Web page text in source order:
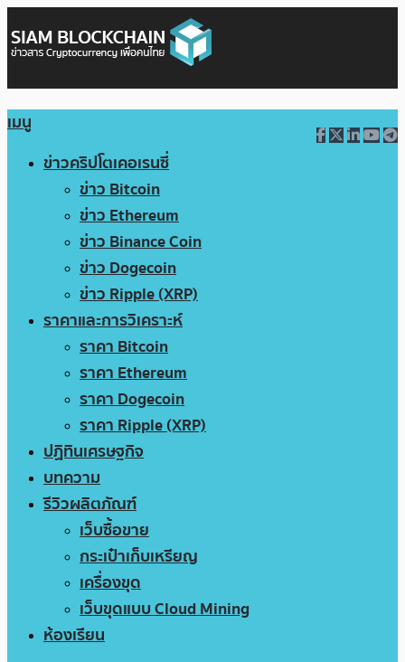
เมนู
ข่าวคริปโตเคอเรนซี่
ข่าว Bitcoin
ข่าว Ethereum
ข่าว Binance Coin
ข่าว Dogecoin
ข่าว Ripple (XRP)
ราคาและการวิเคราะห์
ราคา Bitcoin
ราคา Ethereum
ราคา Dogecoin
ราคา Ripple (XRP)
ปฏิทินเศรษฐกิจ
บทความ
รีวิวผลิตภัณฑ์
เว็บซื้อขาย
กระเป๋าเก็บเหรียญ
เครื่องขุด
เว็บขุดแบบ Cloud Mining
ห้องเรียน